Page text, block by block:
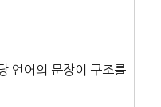
언어의 문장이 구조를